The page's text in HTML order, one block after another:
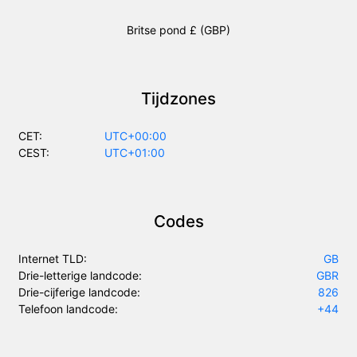
Britse pond £ (GBP)
Tijdzones
CET:
UTC+00:00
CEST:
UTC+01:00
Codes
Internet TLD:
GB
Drie-letterige landcode:
GBR
Drie-cijferige landcode:
826
Telefoon landcode:
+44